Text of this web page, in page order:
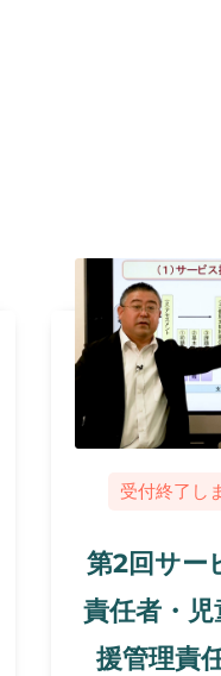
受付終了し
第2回サー
責任者・
援管理責